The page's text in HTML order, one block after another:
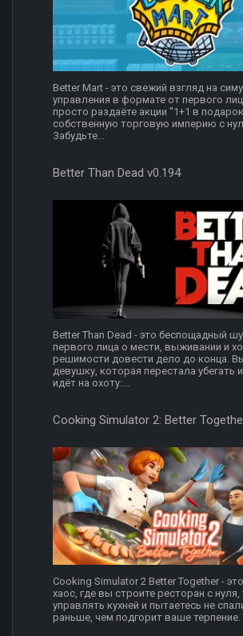
Better Mart - это свежий взгляд на
управления в формате от первого
просто раздаёте акции "1+1 в
собственную торговую империю с
Забудьте...
Better Than Dead v0.194
Better Than Dead - это беспощадный
первого лица о мести, выживании и
решимости довести дело до конца.
девушку, которая перестала убегать
идёт на охоту:...
Cooking Simulator 2: Better
Cooking Simulator 2 Better Together -
хаос, где вы строите ресторан с нуля,
управлять кухней и пытаетесь не
раньше, чем подгорит ваше терпение.